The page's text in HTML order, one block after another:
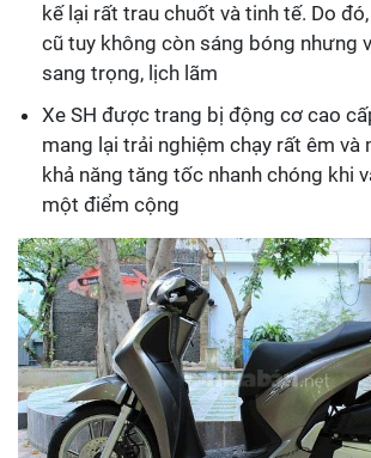
kế lại rất trau chuốt và tinh tế. Do
cũ tuy không còn sáng bóng nhưng
sang trọng, lịch lãm
Xe SH được trang bị động cơ cao
mang lại trải nghiệm chạy rất êm và
khả năng tăng tốc nhanh chóng khi
một điểm cộng